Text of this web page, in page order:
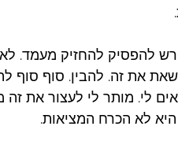
להפסיק להחזיק מעמד.
את זה. להבין. סוף סוף
לי. מותר לי לעצור את
לא הכרח המציאות.